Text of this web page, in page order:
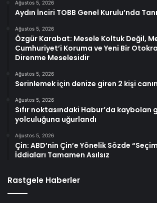
Ağustos 5, 2026
Aydın İnciri TOBB Genel Kurulu’nda
Ağustos 5, 2026
Özgür Karabat: Mesele Koltuk Değil,
Cumhuriyet’i Koruma ve Yeni Bir
Direnme Meselesidir
Ağustos 5, 2026
Serinlemek için denize giren 2 kişi
Ağustos 5, 2026
Sıfır noktasındaki Habur’da kaybolan
yolculuğuna uğurlandı
Ağustos 5, 2026
Çin: ABD’nin Çin’e Yönelik Sözde
İddiaları Tamamen Asılsız
Rastgele Haberler